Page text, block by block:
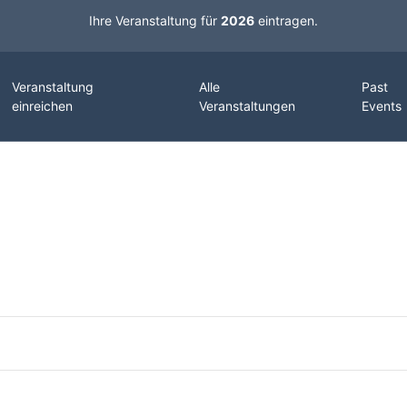
Ihre Veranstaltung für 2026 eintragen.
Veranstaltung
einreichen
Alle
Veranstaltungen
Past
Events